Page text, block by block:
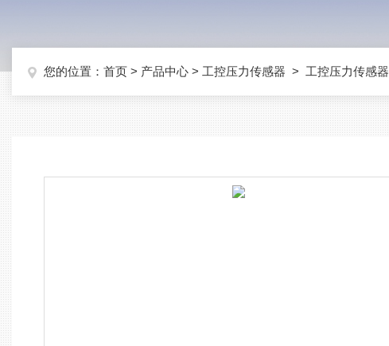
您的位置： 首页 > 产品中心 > 工控压力传感器 > 工控压力传感器